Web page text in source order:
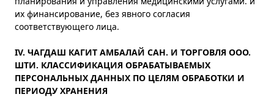
их финансирование, без явного согласия
соответствующего лица.
IV. ЧАГДАШ КАГИТ АМБАЛАЙ САН. И ТОРГОВЛЯ ООО.
ШТИ. КЛАССИФИКАЦИЯ ОБРАБАТЫВАЕМЫХ
ПЕРСОНАЛЬНЫХ ДАННЫХ ПО ЦЕЛЯМ ОБРАБОТКИ И
ПЕРИОДУ ХРАНЕНИЯ